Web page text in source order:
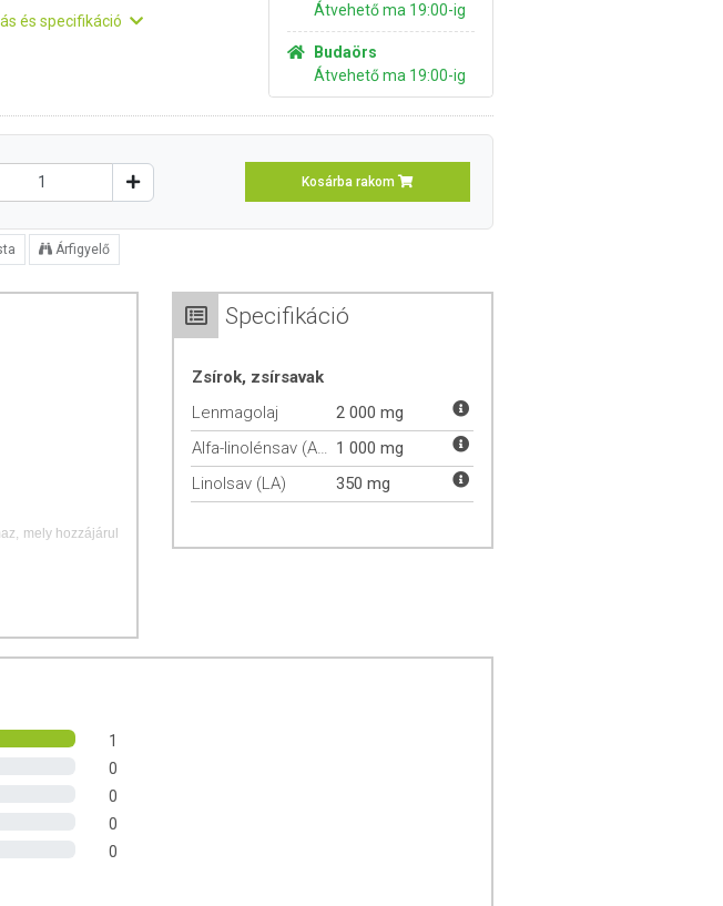
és specifikáció
Átvehető ma 19:00-ig
Budaörs
Átvehető ma 19:00-ig
Kosárba rakom
Árfigyelő
mely hozzájárul
jótékony
vitamint, valamint
Ezek
Specifikáció
Zsírok, zsírsavak
Lenmagolaj
2 000 mg
Alfa-linolénsav (ALA) 1 000 mg
Linolsav (LA)
350 mg
1
0
0
0
0